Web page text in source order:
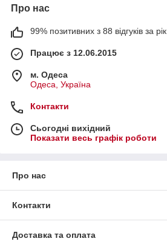
Про нас
99% позитивних з 88 відгуків за рік
Працює з 12.06.2015
м. Одеса
Одеса, Україна
Контакти
Сьогодні вихідний
Показати весь графік роботи
Про нас
Контакти
Доставка та оплата